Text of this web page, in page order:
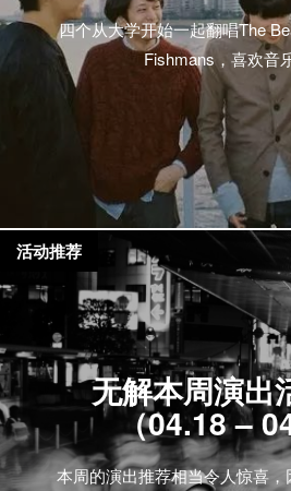
四个从大学开始一起翻唱The
Fishmans，喜欢音
无解本周演出
（04.18 –
本周的演出推荐相当令人惊喜
活动推荐